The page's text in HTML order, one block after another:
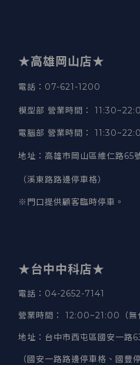
★高雄岡山店★
電話：07-621-1200
模型部 營業時間 ：
電腦部 營業時間 ：
地址 ： 高雄市岡山區維仁路65
（溪東路路邊停車格）
※門口提供顧客臨時停車。
★台中中科店★
電話 ：04-2652-7141
營業時間 ： 12:00~21:00（無
地址 ：台中市西屯區國安一路
（國安一路路邊停車格、國豐